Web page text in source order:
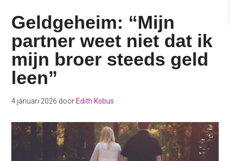
Geldgeheim: “Mijn
partner weet niet dat ik
mijn broer steeds geld
leen”
4 januari 2026 door Edith Kobus